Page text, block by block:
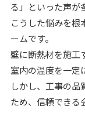
る」といった声が
こうした悩みを根
ームです。
壁に断熱材を施工
室内の温度を一定
しかし、工事の品
ため、信頼できる